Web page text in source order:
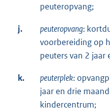
peuteropvang;
j. peuteropvang:
voorbereiding op
peuters van 2
k. peuterplek:
jaar en drie
kindercentrum;